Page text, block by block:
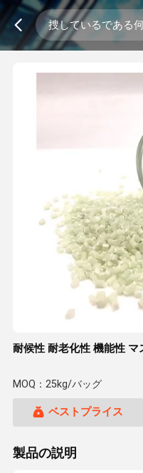
耐候性 耐老化性 機能性
MOQ：25kg/バッグ
ベストプライス
製品の説明